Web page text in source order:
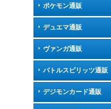
ポケモン通販
デュエマ通販
ヴァンガ通販
バトルスピリッツ通販
デジモンカード通販